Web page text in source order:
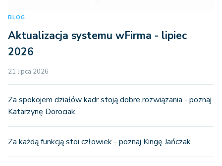
BLOG
Aktualizacja systemu wFirma - lipiec
2026
21 lipca 2026
Za spokojem działów kadr stoją dobre rozwiązania - poznaj
Katarzynę Dorociak
Za każdą funkcją stoi człowiek - poznaj Kingę Jańczak